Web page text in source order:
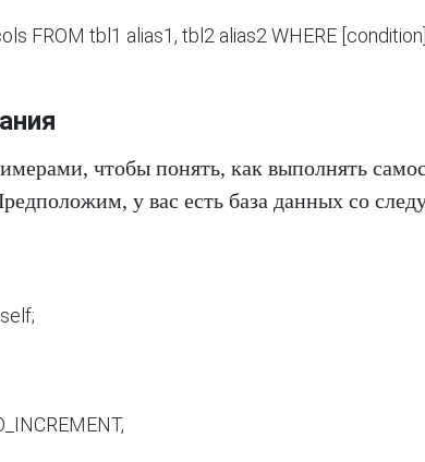
FROM tbl1 alias1, tbl2 alias2 WHERE [condition]
чтобы понять, как выполнять
у вас есть база данных со